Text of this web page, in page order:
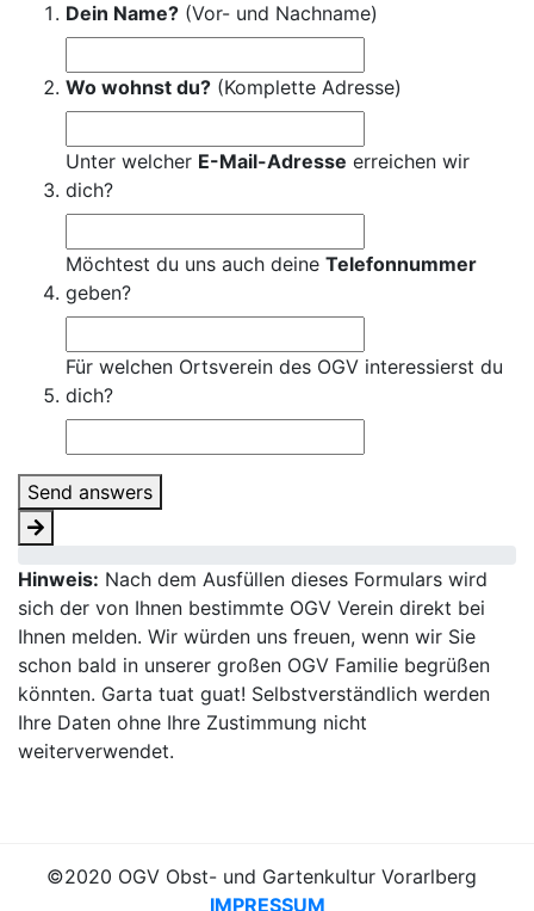
Dein Name? (Vor- und Nachname)
Wo wohnst du? (Komplette Adresse)
Unter welcher E-Mail-Adresse erreichen wir
dich?
Möchtest du uns auch deine Telefonnummer
geben?
Für welchen Ortsverein des OGV interessierst du
dich?
Send answers
Hinweis: Nach dem Ausfüllen dieses Formulars wird
sich der von Ihnen bestimmte OGV Verein direkt bei
Ihnen melden. Wir würden uns freuen, wenn wir Sie
schon bald in unserer großen OGV Familie begrüßen
könnten. Garta tuat guat! Selbstverständlich werden
Ihre Daten ohne Ihre Zustimmung nicht
weiterverwendet.
©2020 OGV Obst- und Gartenkultur Vorarlberg
IMPRESSUM